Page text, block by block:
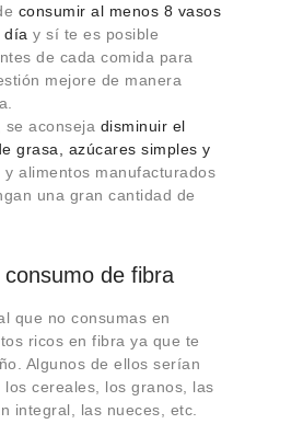
consumir al menos 8 vasos
día y sí te es posible
de cada comida para
mejore de manera
se aconseja disminuir el
grasa, azúcares simples y
, y alimentos manufacturados
una gran cantidad de
consumo de fibra
que no consumas en
ricos en fibra ya que te
Algunos de ellos serían
los cereales, los granos, las
integral, las nueces, etc.